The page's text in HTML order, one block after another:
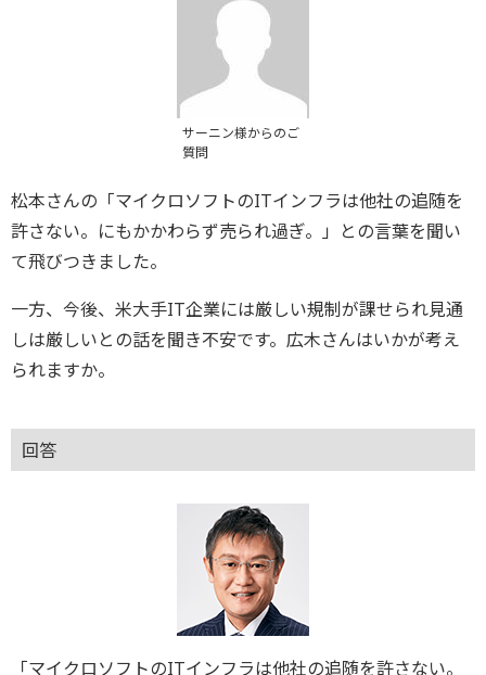
サーニン様からのご
質問
松本さんの「マイクロソフトのITインフラは他社の追随を
許さない。にもかかわらず売られ過ぎ。」との言葉を聞い
て飛びつきました。
一方、今後、米大手IT企業には厳しい規制が課せられ見通
しは厳しいとの話を聞き不安です。広木さんはいかが考え
られますか。
回答
「マイクロソフトのITインフラは他社の追随を許さない。